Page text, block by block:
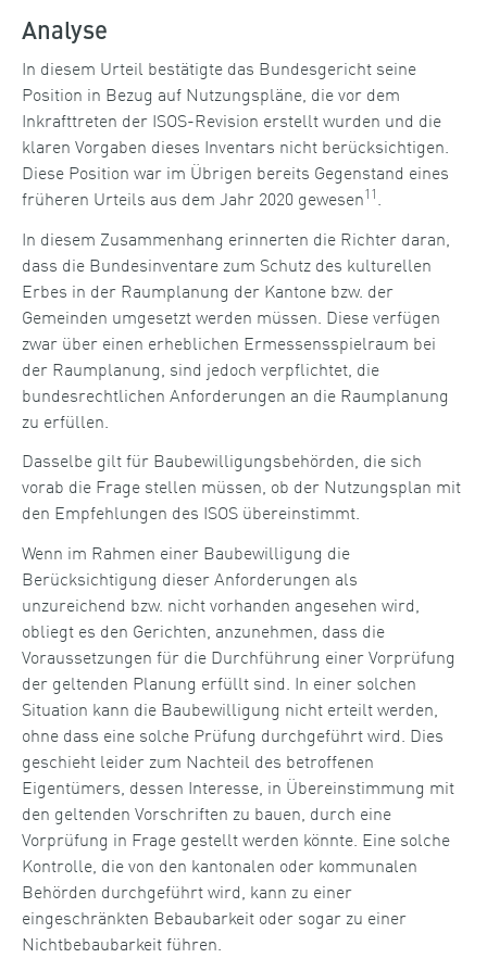
Analyse
In diesem Urteil bestätigte das Bundesgericht seine
Position in Bezug auf Nutzungspläne, die vor dem
Inkrafttreten der ISOS-Revision erstellt wurden und die
klaren Vorgaben dieses Inventars nicht berücksichtigen.
Diese Position war im Übrigen bereits Gegenstand eines
früheren Urteils aus dem Jahr 2020 gewesen11.
In diesem Zusammenhang erinnerten die Richter daran,
dass die Bundesinventare zum Schutz des kulturellen
Erbes in der Raumplanung der Kantone bzw. der
Gemeinden umgesetzt werden müssen. Diese verfügen
zwar über einen erheblichen Ermessensspielraum bei
der Raumplanung, sind jedoch verpflichtet, die
bundesrechtlichen Anforderungen an die Raumplanung
zu erfüllen.
Dasselbe gilt für Baubewilligungsbehörden, die sich
vorab die Frage stellen müssen, ob der Nutzungsplan mit
den Empfehlungen des ISOS übereinstimmt.
Wenn im Rahmen einer Baubewilligung die
Berücksichtigung dieser Anforderungen als
unzureichend bzw. nicht vorhanden angesehen wird,
obliegt es den Gerichten, anzunehmen, dass die
Voraussetzungen für die Durchführung einer Vorprüfung
der geltenden Planung erfüllt sind. In einer solchen
Situation kann die Baubewilligung nicht erteilt werden,
ohne dass eine solche Prüfung durchgeführt wird. Dies
geschieht leider zum Nachteil des betroffenen
Eigentümers, dessen Interesse, in Übereinstimmung mit
den geltenden Vorschriften zu bauen, durch eine
Vorprüfung in Frage gestellt werden könnte. Eine solche
Kontrolle, die von den kantonalen oder kommunalen
Behörden durchgeführt wird, kann zu einer
eingeschränkten Bebaubarkeit oder sogar zu einer
Nichtbebaubarkeit führen.